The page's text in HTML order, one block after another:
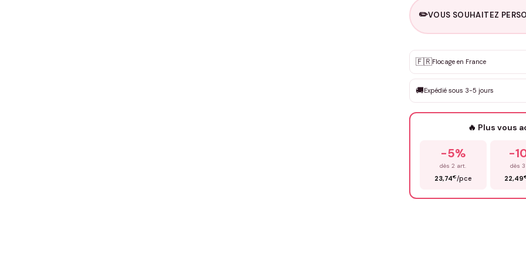
✏️VOUS SOUHAITEZ
✨ Personnalisation sur
DEVIS GRATUIT ·
Que souhaitez-vous ?
🇫🇷Flocage en France
🚚Expédié sous 3-5 jours
🔥 Plus vous
-5%
dès 2 art.
23,74€/pce
-
dès
22,49